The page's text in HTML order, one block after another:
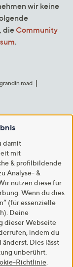
wir keine
, die Community
.
grandin road
damit
mit
& profilbildende
Analyse- &
nutzen diese für
Wenn du dies
(für essenzielle
Deine
dieser Webseite
indem du
Dies lässt
unberührt.
Richtlinie